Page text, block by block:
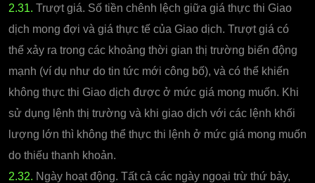
2.31. Trượt giá. Số tiền chênh lệch giữa giá thực thi Giao
dịch mong đợi và giá thực tế của Giao dịch. Trượt giá có
thể xảy ra trong các khoảng thời gian thị trường biến động
mạnh (ví dụ như do tin tức mới công bố), và có thể khiến
không thực thi Giao dịch được ở mức giá mong muốn. Khi
sử dụng lệnh thị trường và khi giao dịch với các lệnh khối
lượng lớn thì không thể thực thi lệnh ở mức giá mong muốn
do thiếu thanh khoản.
2.32. Ngày hoạt động. Tất cả các ngày ngoại trừ thứ bảy,